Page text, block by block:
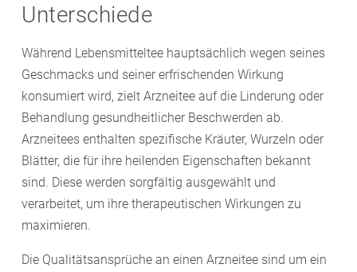
Unterschiede
Während Lebensmitteltee hauptsächlich wegen seines
Geschmacks und seiner erfrischenden Wirkung
konsumiert wird, zielt Arzneitee auf die Linderung oder
Behandlung gesundheitlicher Beschwerden ab.
Arzneitees enthalten spezifische Kräuter, Wurzeln oder
Blätter, die für ihre heilenden Eigenschaften bekannt
sind. Diese werden sorgfältig ausgewählt und
verarbeitet, um ihre therapeutischen Wirkungen zu
maximieren.
Die Qualitätsansprüche an einen Arzneitee sind um ein